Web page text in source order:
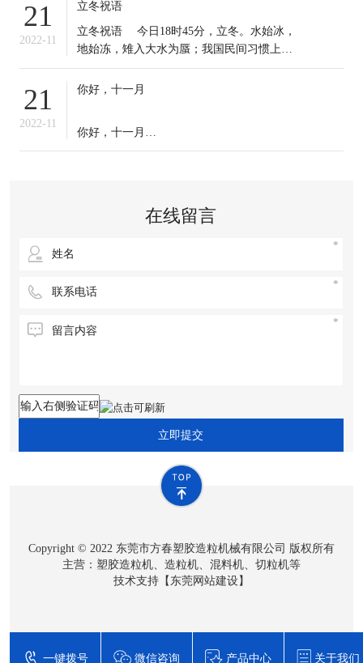
21
2022-11
立冬祝语
​立冬祝语 今日18时45分，立冬。水始冰，
地始冻，雉入大水为蜃；我国民间习惯上把
这一天作为冬季之始；冬天到来，今日起我
们应保证充足睡眠，多晒太阳，适时锻炼，
子碗，冻掉耳朵没人管”的说法。你那里立冬
吃啥？冬天来了，
21
2022-11
你好，十一月
你好，十一月
在线留言
立即提交
Copyright © 2022 东莞市方春塑胶造粒机械有限公司 版权所有
主营：塑胶造粒机、造粒机、混料机、切粒机等
技术支持【东莞网站建设】
一键拨号 微信咨询 产品中心 关于我们